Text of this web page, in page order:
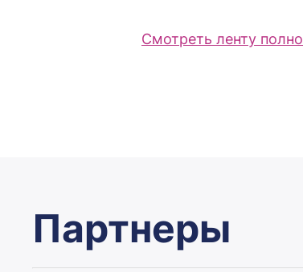
Смотреть ленту
Партнеры